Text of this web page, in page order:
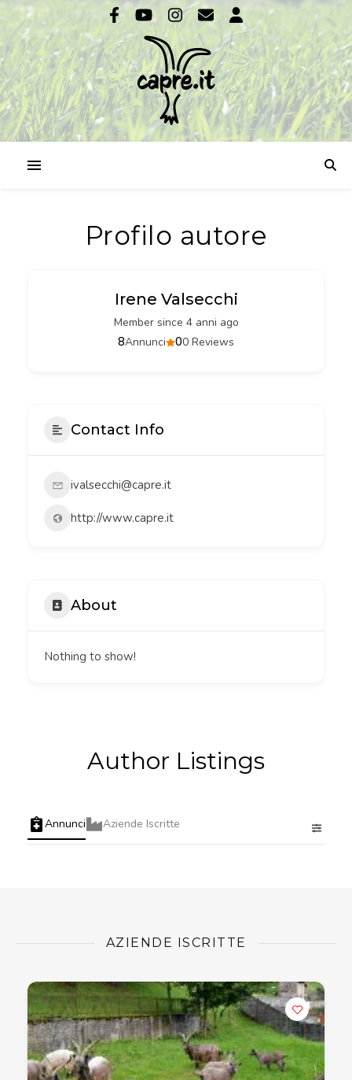
Profilo autore
Irene Valsecchi
Member since 4 anni ago
00 Reviews
8Annunci
Contact Info
ivalsecchi@capre.it
http://www.capre.it
About
Nothing to show!
Author Listings
Annunci Aziende Iscritte
AZIENDE ISCRITTE